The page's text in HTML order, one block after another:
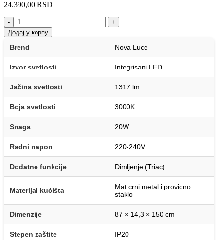
24.390,00 RSD
-
+
Додај у корпу
Brend Nova Luce
Izvor svetlosti Integrisani LED
Jačina svetlosti 1317 lm
Boja svetlosti 3000K
Snaga 20W
Radni napon 220-240V
Dodatne funkcije Dimljenje (Triac)
Materijal kućišta
Mat crni metal i providno
staklo
Dimenzije 87 × 14,3 × 150 cm
Stepen zaštite IP20